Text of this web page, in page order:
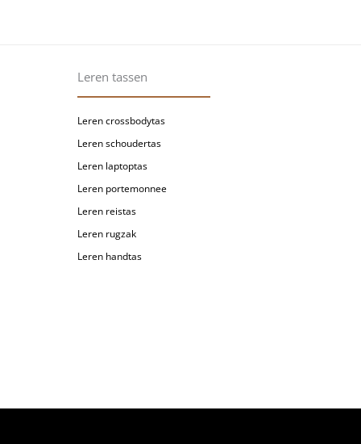
Leren tassen
Leren crossbodytas
Leren schoudertas
Leren laptoptas
Leren portemonnee
Leren reistas
Leren rugzak
Leren handtas